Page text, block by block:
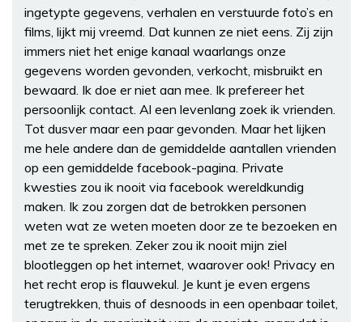
ingetypte gegevens, verhalen en verstuurde foto’s en
films, lijkt mij vreemd. Dat kunnen ze niet eens. Zij zijn
immers niet het enige kanaal waarlangs onze
gegevens worden gevonden, verkocht, misbruikt en
bewaard. Ik doe er niet aan mee. Ik prefereer het
persoonlijk contact. Al een levenlang zoek ik vrienden.
Tot dusver maar een paar gevonden. Maar het lijken
me hele andere dan de gemiddelde aantallen vrienden
op een gemiddelde facebook-pagina. Private
kwesties zou ik nooit via facebook wereldkundig
maken. Ik zou zorgen dat de betrokken personen
weten wat ze weten moeten door ze te bezoeken en
met ze te spreken. Zeker zou ik nooit mijn ziel
blootleggen op het internet, waarover ook! Privacy en
het recht erop is flauwekul. Je kunt je even ergens
terugtrekken, thuis of desnoods in een openbaar toilet,